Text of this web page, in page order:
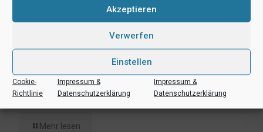
Akzeptieren
Verwerfen
Einstellen
Cookie-
Richtlinie
Impressum &
Datenschutzerklärung
Impressum &
Datenschutzerklärung
6. August 2026
Lukas Freitag, Heikki Humpert und Leonard Dertmann im
Aufgebot
Mehr lesen